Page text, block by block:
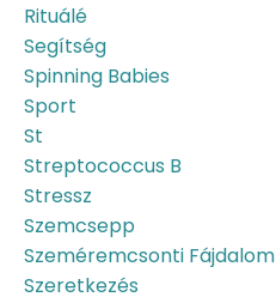
Rituálé
Segítség
Spinning Babies
Sport
St
Streptococcus B
Stressz
Szemcsepp
Szeméremcsonti Fájdalom
Szeretkezés